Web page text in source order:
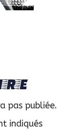
pas publiée.
indiqués